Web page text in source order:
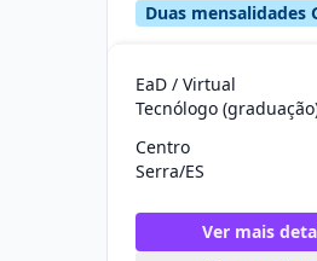
Duas mensalidades
EaD / Virtual
Tecnólogo
Centro
Serra/ES
Ver mais